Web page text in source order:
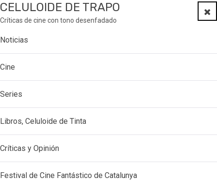
CELULOIDE DE TRAPO
Críticas de cine con tono desenfadado
Noticias
Cine
Series
Libros, Celuloide de Tinta
Críticas y Opinión
Festival de Cine Fantástico de Catalunya